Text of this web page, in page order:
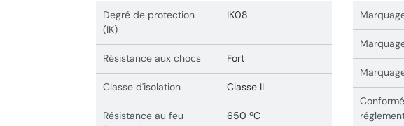
Degré de protection
(IK)
IK08
Résistance aux chocs Fort
Classe d'isolation Classe II
Résistance au feu
650 ºC